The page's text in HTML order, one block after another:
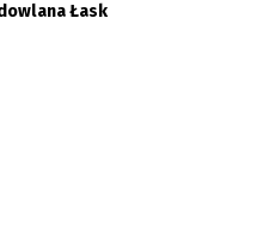
Łask